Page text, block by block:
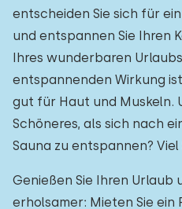
entscheiden Sie sich für
und entspannen Sie Ihren
Ihres wunderbaren
entspannenden Wirkung
gut für Haut und Muskeln.
Schöneres, als sich nach
Sauna zu entspannen? Viel
Genießen Sie Ihren Urlaub
erholsamer: Mieten Sie ein